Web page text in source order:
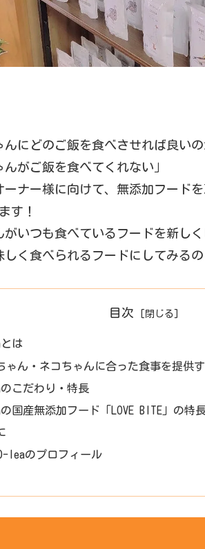
んにどのご飯を食べさせれば良いの
んがご飯を食べてくれない」
ナー様に向けて、無添加フード
す！
いつも食べているフードを新しく
く食べられるフードにしてみる
目次
は
ゃん・ネコちゃんに合った食事を提供
こだわり・特長
国産無添加フード「LOVE BITE」の特
leaのプロフィール